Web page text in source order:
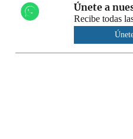
Únete a
Recibe todas